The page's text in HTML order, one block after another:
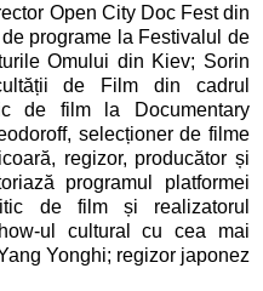
Open City Doc Fest din
programe la Festivalul de
Omului din Kiev; Sorin
de Film din cadrul
de film la Documentary
selecționer de filme
regizor, producător și
programul platformei
de film și realizatorul
ul cultural cu cea mai
Yonghi; regizor japonez